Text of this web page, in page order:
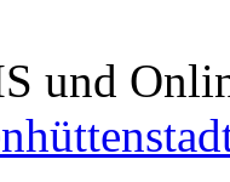
und